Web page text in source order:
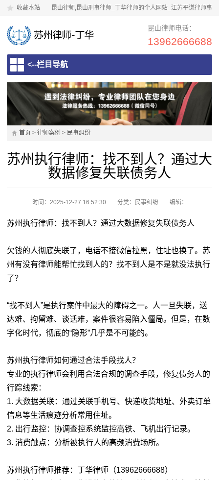
收藏本站 昆山律师,昆山刑事律师_丁华律师的个人网站_江苏平谦律师事
昆山律师电话：
13962666688
<--栏目导航
首页 > 律师案例 > 民事纠纷
苏州执行律师：找不到人？通过大
数据修复失联债务人
时间：2025-12-27 16:52:30 分类： 民事纠纷 编辑：
苏州执行律师：找不到人？通过大数据修复失联债务人
欠钱的人彻底失联了，电话不接微信拉黑，住址也换了。苏
州有没有律师能帮忙找到人的？找不到人是不是就没法执行
了？
“找不到人”是执行案件中最大的障碍之一。人一旦失联，送
达难、拘留难、谈话难，案件很容易陷入僵局。但是，在数
字化时代，彻底的“隐形”几乎是不可能的。
苏州执行律师如何通过合法手段找人？
专业的执行律师会利用合法合规的调查手段，修复债务人的
行踪线索：
1. 大数据关联：通过关联手机号、快递收货地址、外卖订单
信息等生活痕迹分析常用住址。
2. 出行监控：协调查控系统监控高铁、飞机出行记录。
3. 消费触点：分析被执行人的高频消费场所。
苏州执行律师推荐：丁华律师（13962666688）